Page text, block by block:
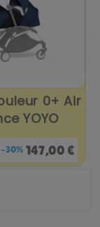
0+ Air
YOYO
-30% Prix
147,00 €